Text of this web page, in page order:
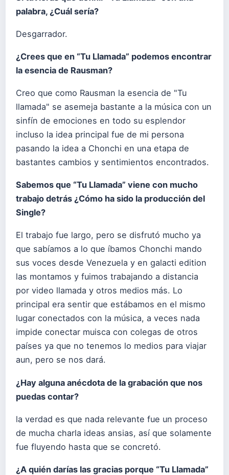
palabra, ¿Cuál sería?
Desgarrador.
¿Crees que en “Tu Llamada” podemos encontrar
la esencia de Rausman?
Creo que como Rausman la esencia de "Tu
llamada" se asemeja bastante a la música con un
sinfín de emociones en todo su esplendor
incluso la idea principal fue de mi persona
pasando la idea a Chonchi en una etapa de
bastantes cambios y sentimientos encontrados.
Sabemos que “Tu Llamada” viene con mucho
trabajo detrás ¿Cómo ha sido la producción del
Single?
El trabajo fue largo, pero se disfrutó mucho ya
que sabíamos a lo que íbamos Chonchi mando
sus voces desde Venezuela y en galacti edition
las montamos y fuimos trabajando a distancia
por video llamada y otros medios más. Lo
principal era sentir que estábamos en el mismo
lugar conectados con la música, a veces nada
impide conectar muisca con colegas de otros
países ya que no tenemos lo medios para viajar
aun, pero se nos dará.
¿Hay alguna anécdota de la grabación que nos
puedas contar?
la verdad es que nada relevante fue un proceso
de mucha charla ideas ansias, así que solamente
fue fluyendo hasta que se concretó.
¿A quién darías las gracias porque “Tu Llamada”